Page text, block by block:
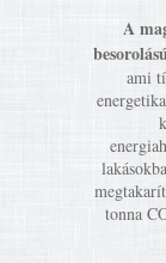
A
ami
tonna